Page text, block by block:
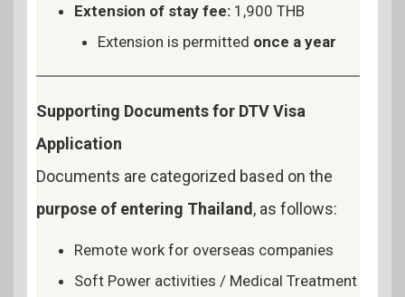
Extension of stay fee: 1,900 THB
Extension is permitted once a year
Supporting Documents for DTV Visa
Application
Documents are categorized based on the
purpose of entering Thailand, as follows:
Remote work for overseas companies
Soft Power activities / Medical Treatment